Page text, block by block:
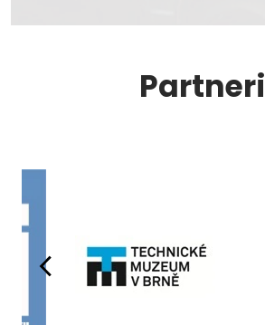
Partneri